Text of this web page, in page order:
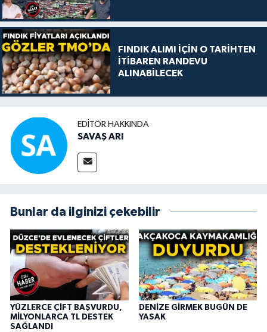
FINDIK ALIMI İÇİN O TARİHTEN
İTİBAREN RANDEVU
ALINABİLECEK
EDITÖR HAKKINDA
SAVAŞ ARI
Bunlar da ilginizi çekebilir
YÜZLERCE ÇİFT BAŞVURDU,
MİLYONLARCA TL DESTEK
SAĞLANDI
DENİZE GİRMEK BUGÜN DE
YASAK